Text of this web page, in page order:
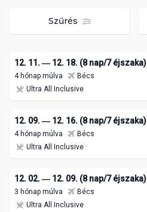
Szűrés
12. 11. ― 12. 18. (8 nap/7 éjszaka)
4 hónap múlva
Bécs
Ultra All Inclusive
12. 09. ― 12. 16. (8 nap/7 éjszaka)
4 hónap múlva
Bécs
Ultra All Inclusive
12. 02. ― 12. 09. (8 nap/7 éjszaka)
3 hónap múlva
Bécs
Ultra All Inclusive